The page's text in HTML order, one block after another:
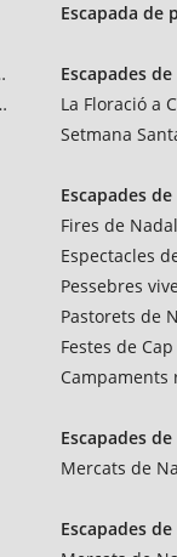
verdes
Escapada de
Escapades
La Floració a
Setmana
Escapades
Fires de
Espectacles
Pessebres
Pastorets de
Festes de
Campaments
Escapades
Mercats de
Escapades